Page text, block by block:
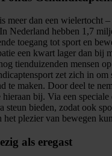
meer dan een wielertocht –
Nederland hebben 1,7
toegang tot sport en
een kwart lager dan bij
tienduizenden mensen
zet zich in om
te maken. Door deel te
hieraan bij. Via een speciale
steun bieden, zodat ook
plezier van bewegen
als eregast